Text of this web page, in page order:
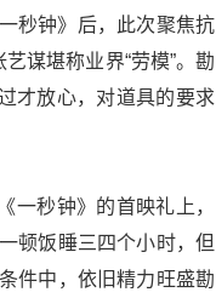
秒钟》后，此次聚焦抗
谋堪称业界“劳模”。勘
才放心，对道具的要求
一秒钟》的首映礼上，
顿饭睡三四个小时，但
件中，依旧精力旺盛勘